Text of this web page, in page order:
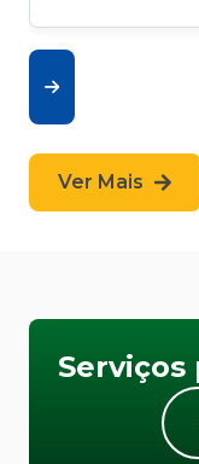
Ver Mais
Serviços